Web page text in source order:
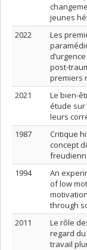
jeunes
2022
Les
post-
premiers
2021
Le bien-
étude
leurs
1987
Critique
concept
1994
An
of low
through
2011
Le rôle
regard
travail